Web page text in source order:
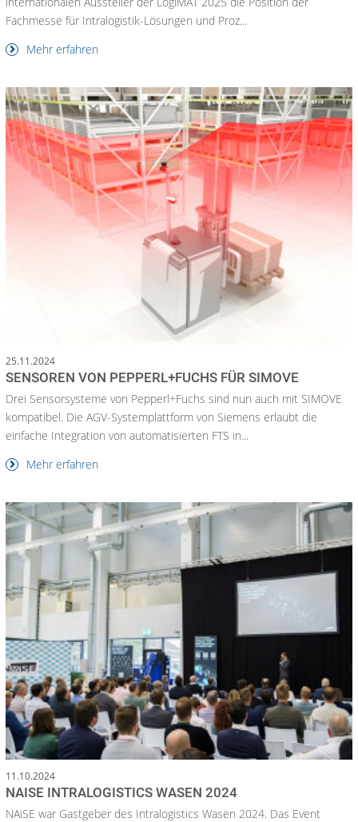
Fachmesse für Intralogistik-Lösungen und Proz...
Mehr erfahren
25.11.2024
SENSOREN VON PEPPERL+FUCHS FÜR SIMOVE
Drei Sensorsysteme von Pepperl+Fuchs sind nun auch mit SIMOVE
kompatibel. Die AGV-Systemplattform von Siemens erlaubt die
einfache Integration von automatisierten FTS in...
Mehr erfahren
11.10.2024
NAISE INTRALOGISTICS WASEN 2024
NAiSE war Gastgeber des Intralogistics Wasen 2024. Das Event